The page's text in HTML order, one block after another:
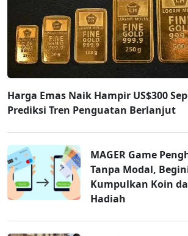
Harga Emas Naik Hampir US$300
Prediksi Tren Penguatan Berlanjut
MAGER Game
Tanpa Modal,
Kumpulkan Koin
Hadiah